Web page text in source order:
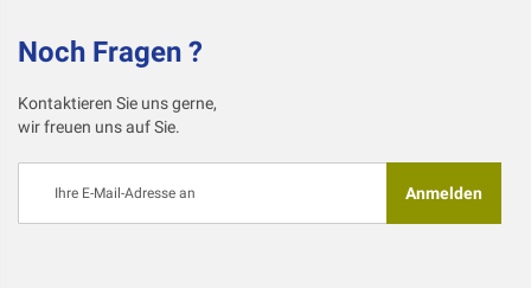
Noch Fragen ?
Kontaktieren Sie uns gerne,
wir freuen uns auf Sie.
sich
Anmelden